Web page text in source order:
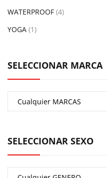
WATERPROOF (4)
YOGA (1)
SELECCIONAR MARCA
SELECCIONAR SEXO